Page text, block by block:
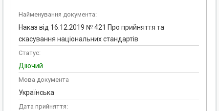
Найменування документа:
Наказ від 16.12.2019 № 421 Про прийняття та
скасування національних стандартів
Статус:
Діючий
Мова документа
Українська
Дата прийняття: